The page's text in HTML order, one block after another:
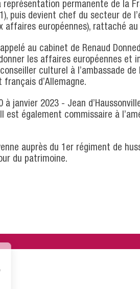
permanente de la
puis devient chef du secteur de
affaires européennes), rattaché
au cabinet de Renaud
les affaires européennes et
culturel à l’ambassade
d’Allemagne.
à janvier 2023 - Jean
est également commissaire à
auprès du 1er régiment de
du patrimoine.